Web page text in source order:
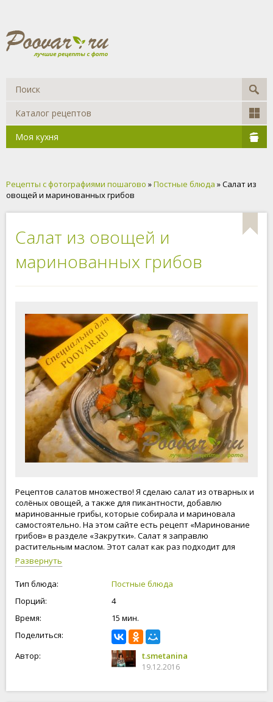
Каталог рецептов
Моя кухня
Рецепты с фотографиями пошагово »Постные блюда » Салат из
овощей и маринованных грибов
Салат из овощей и
маринованных грибов
Рецептов салатов множество! Я сделаю салат из отварных и
солёных овощей, а также для пикантности, добавлю
маринованные грибы, которые собирала и мариновала
самостоятельно. На этом сайте есть рецепт «Маринование
грибов» в разделе «Закрутки». Салат я заправлю
растительным маслом. Этот салат как раз подходит для
поста. Вкусно, питательно и быстро! Приступим!
Развернуть
Тип блюда:
Постные блюда
Порций:
4
Время:
15 мин.
Поделиться:
Автор:
t.smetanina
19.12.2016